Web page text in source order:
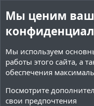
Мы ценим
Мы используем
работы этого сайта, а
обеспечения
Посмотрите
свои предпочтения